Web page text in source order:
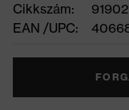
Cikkszám:
EAN /UPC: